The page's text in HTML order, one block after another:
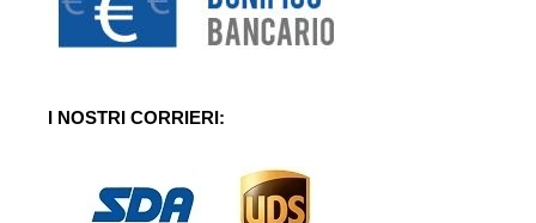
I NOSTRI CORRIERI: